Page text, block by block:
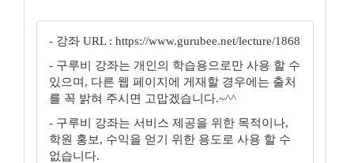
- 강좌 URL : https://www.gurubee.net/lecture/1868
- 구루비 강좌는 개인의 학습용으로만 사용 할 수
있으며, 다른 웹 페이지에 게재할 경우에는 출처
를 꼭 밝혀 주시면 고맙겠습니다.~^^
- 구루비 강좌는 서비스 제공을 위한 목적이나,
학원 홍보, 수익을 얻기 위한 용도로 사용 할 수
없습니다.